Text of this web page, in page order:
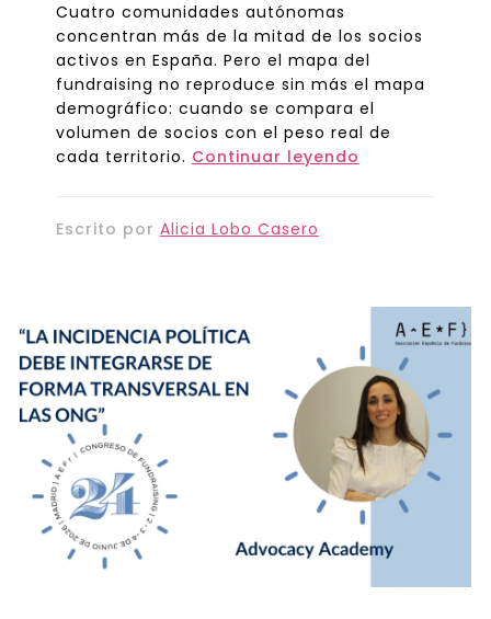
Cuatro comunidades autónomas
concentran más de la mitad de los socios
activos en España. Pero el mapa del
fundraising no reproduce sin más el mapa
demográfico: cuando se compara el
volumen de socios con el peso real de
cada territorio. Continuar leyendo
Escrito por Alicia Lobo Casero